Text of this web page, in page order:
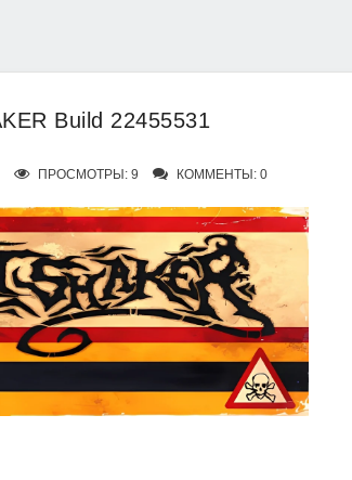
Build 22455531
ПРОСМОТРЫ: 9 КОММЕНТЫ: 0